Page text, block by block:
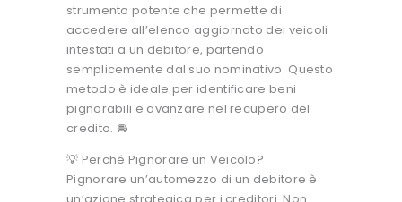
strumento potente che permette di
accedere all’elenco aggiornato dei veicoli
intestati a un debitore, partendo
semplicemente dal suo nominativo. Questo
metodo è ideale per identificare beni
pignorabili e avanzare nel recupero del
credito. 🚘
💡 Perché Pignorare un Veicolo?
Pignorare un’automezzo di un debitore è